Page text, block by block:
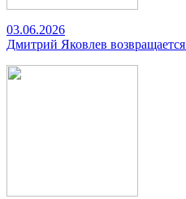
03.06.2026
Дмитрий Яковлев возвращается